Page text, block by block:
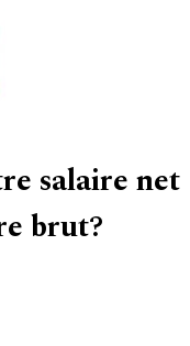
salaire net
brut?